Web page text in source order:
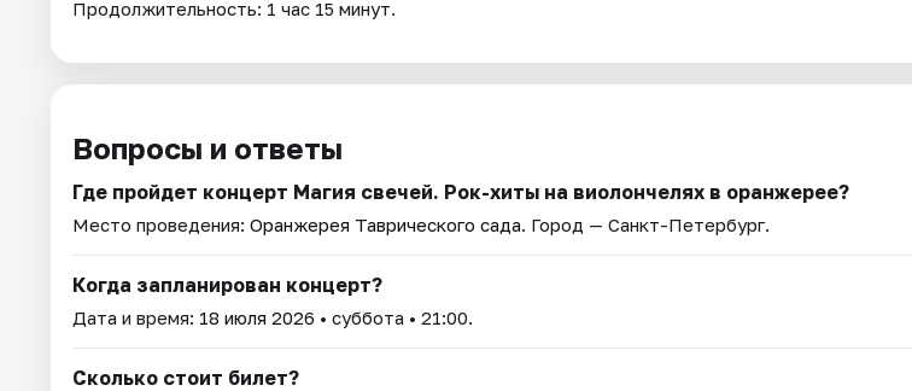
Продолжительность: 1 час 15 минут.
Вопросы и ответы
Где пройдет концерт Магия свечей. Рок-хиты на виолончелях в оранжерее?
Место проведения: Оранжерея Таврического сада. Город — Санкт-Петербург.
Когда запланирован концерт?
Дата и время: 18 июля 2026 • суббота • 21:00.
Сколько стоит билет?